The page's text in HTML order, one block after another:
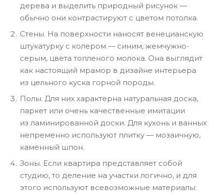
дерева и выделить природный рисунок —
обычно они контрастируют с цветом потолка.
Стены. На поверхности наносят венецианскую
штукатурку с колером — синим, жемчужно-
серым, цвета топленого молока. Она выглядит
как настоящий мрамор в дизайне интерьера
из цельного куска горной породы.
Полы. Для них характерна натуральная доска,
паркет или очень качественные имитации
из ламинированной доски. Для кухонь и ванных
непременно используют плитку — мозаичную,
каменный шпон.
Зоны. Если квартира представляет собой
студию, то деление на участки логично, и для
этого используют всевозможные материалы: